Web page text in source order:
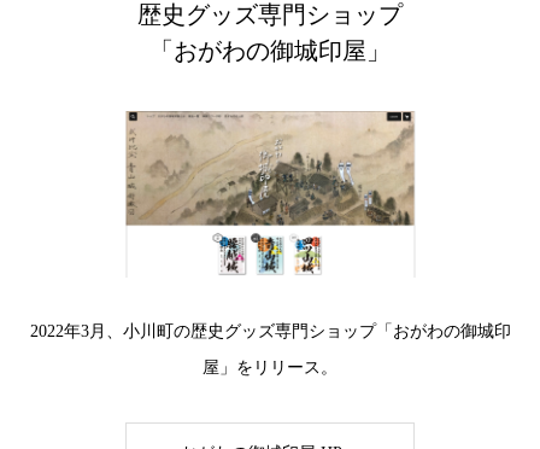
歴史グッズ専門ショップ
「おがわの御城印屋」
2022年3月、小川町の歴史グッズ専門ショップ「おがわの御城印
屋」をリリース。